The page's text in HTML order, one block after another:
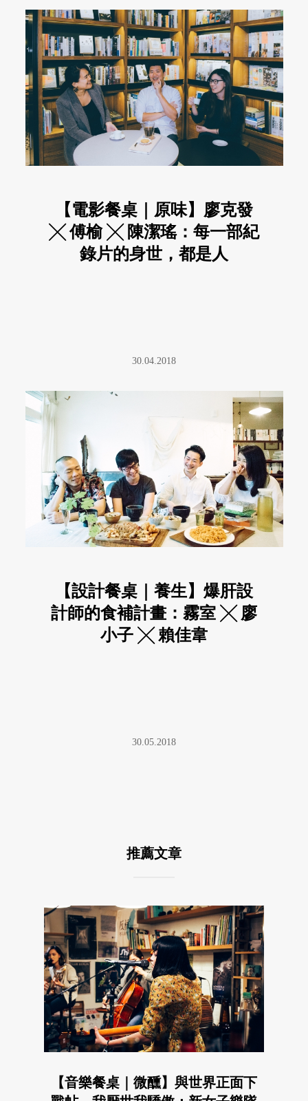
【電影餐桌｜原味】廖克發
╳ 傅榆 ╳ 陳潔瑤：每一部紀
錄片的身世，都是人
30.04.2018
【設計餐桌｜養生】爆肝設
計師的食補計畫：霧室 ╳ 廖
小子 ╳ 賴佳韋
30.05.2018
推薦文章
【音樂餐桌｜微醺】與世界正面下